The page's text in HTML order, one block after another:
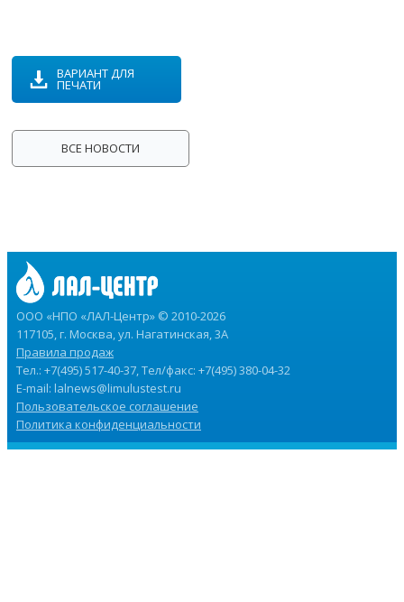
ВАРИАНТ ДЛЯ
ПЕЧАТИ
ВСЕ НОВОСТИ
ООО «НПО «ЛАЛ-Центр» © 2010-2026
117105, г. Москва, ул. Нагатинская, 3А
Правила продаж
Тел.: +7(495) 517-40-37, Тел/факс: +7(495) 380-04-32
E-mail: lalnews@limulustest.ru
Пользовательское соглашение
Политика конфиденциальности